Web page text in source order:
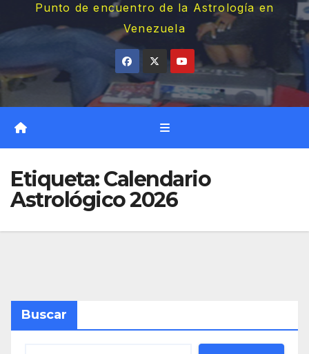
Punto de encuentro de la Astrología en
Venezuela
Etiqueta:Calendario
Astrológico 2026
Buscar